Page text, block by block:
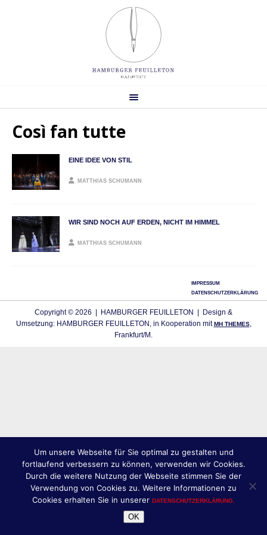
Così fan tutte
EINE IDEE VON STIL
MATTHIAS SCHUMANN
WIR SIND NOCH AUF ERDEN, NICHT IM HIMMEL
MATTHIAS SCHUMANN
IMPRESSUM
DATENSCHUTZERKLÄRUNG
Copyright © 2026 | HAMBURGER FEUILLETON | Design &
Umsetzung: HAMBURGER FEUILLETON, in Kooperation mitMH THEMES,
Frankfurt/M.
Um unsere Webseite für Sie optimal zu gestalten und
fortlaufend verbessern zu können, verwenden wir Cookies.
Durch die weitere Nutzung der Webseite stimmen Sie der
Verwendung von Cookies zu. Weitere Informationen zu
Cookies erhalten Sie in unserer DATENSCHUTZERKLÄRUNG.
OK